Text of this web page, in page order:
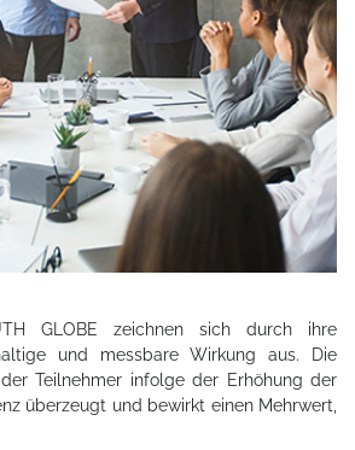
GLOBE zeichnen sich durch ihre
und messbare Wirkung aus. Die
der Teilnehmer infolge der Erhöhung der
überzeugt und bewirkt einen Mehrwert,